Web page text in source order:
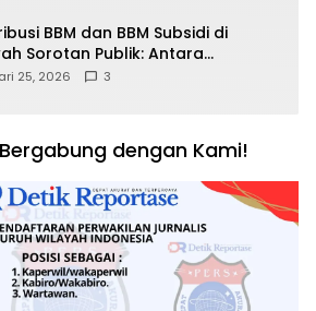
BBM dan BBM Subsidi di
Sorotan Publik: Antara
Negara, Hak Konsumen,
25, 2026 3
dengan Kami!